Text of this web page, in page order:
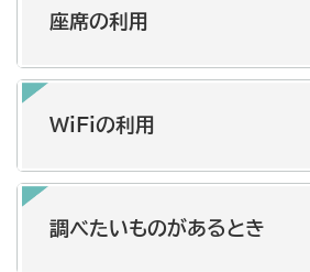
座席の利用
WiFiの利用
調べたいものがあるとき